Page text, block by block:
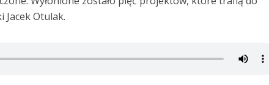
Jacek Otulak.